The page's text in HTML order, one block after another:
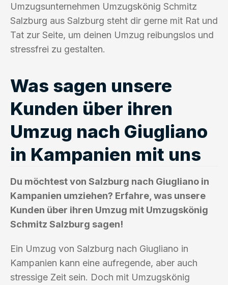
Umzugsunternehmen Umzugskönig Schmitz
Salzburg aus Salzburg steht dir gerne mit Rat und
Tat zur Seite, um deinen Umzug reibungslos und
stressfrei zu gestalten.
Was sagen unsere
Kunden über ihren
Umzug nach Giugliano
in Kampanien mit uns
Du möchtest von Salzburg nach Giugliano in
Kampanien umziehen? Erfahre, was unsere
Kunden über ihren Umzug mit Umzugskönig
Schmitz Salzburg sagen!
Ein Umzug von Salzburg nach Giugliano in
Kampanien kann eine aufregende, aber auch
stressige Zeit sein. Doch mit Umzugskönig